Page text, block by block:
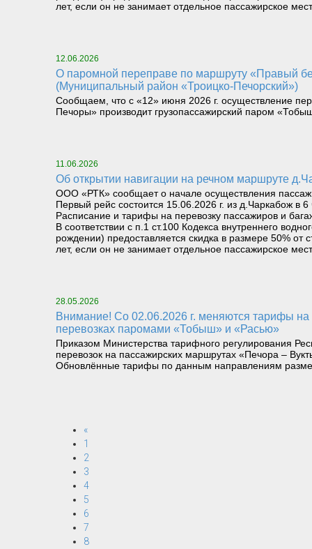
лет, если он не занимает отдельное пассажирское
12.06.2026
О паромной переправе по маршруту «Правый берег реки Илыч пст. Усть-Илыч – Левый берег реки Илыч пст. Палью – Левый берег Печоры»
(Муниципальный район «Троицко-Печорский»)
Сообщаем, что с «12» июня 2026 г. осуществление
Печоры» производит грузопассажирский паром
11.06.2026
Об открытии навигации на речном маршруте
ООО «РТК» сообщает о начале осуществления
Первый рейс состоится 15.06.2026 г. из д.Чаркабож в
Расписание и тарифы на перевозку пассажиров и
В соответствии с п.1 ст.100 Кодекса внутреннего
рождении) предоставляется скидка в размере 50% от
лет, если он не занимает отдельное пассажирское
28.05.2026
Внимание! Со 02.06.2026 г. меняются тарифы на пассажирских перевозках катерами «Николай Герасимов» и «Щугор», а также на грузопассажирских
перевозках паромами «Тобыш» и «Расью»
Приказом Министерства тарифного регулирования
перевозок на пассажирских маршрутах «Печора –
Обновлённые тарифы по данным направлениям
«
1
2
3
4
5
6
7
8